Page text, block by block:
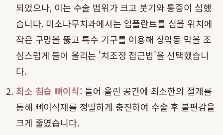
되었으나, 이는 수술 범위가 크고 붓기와 통증이 심했
습니다. 미소나무치과에서는 임플란트를 심을 위치에
작은 구멍을 뚫고 특수 기구를 이용해 상악동 막을 조
심스럽게 들어 올리는 '치조정 접근법'을 선택했습니
다.
최소 침습 뼈이식: 들어 올린 공간에 최소한의 절개를
통해 뼈이식재를 정밀하게 충전하여 수술 후 불편감을
크게 줄였습니다.